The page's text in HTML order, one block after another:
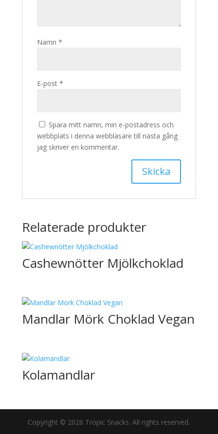
Namn *
E-post *
Spara mitt namn, min e-postadress och
webbplats i denna webbläsare till nästa gång
jag skriver en kommentar.
Relaterade produkter
Cashewnötter Mjölkchoklad
Mandlar Mörk Choklad Vegan
Kolamandlar
Copyright © 2026 Tropic Snacks. All rights reserved.